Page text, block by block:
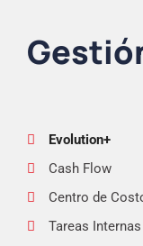
Evolution+
Cash Flow
Centro de
Tareas Internas